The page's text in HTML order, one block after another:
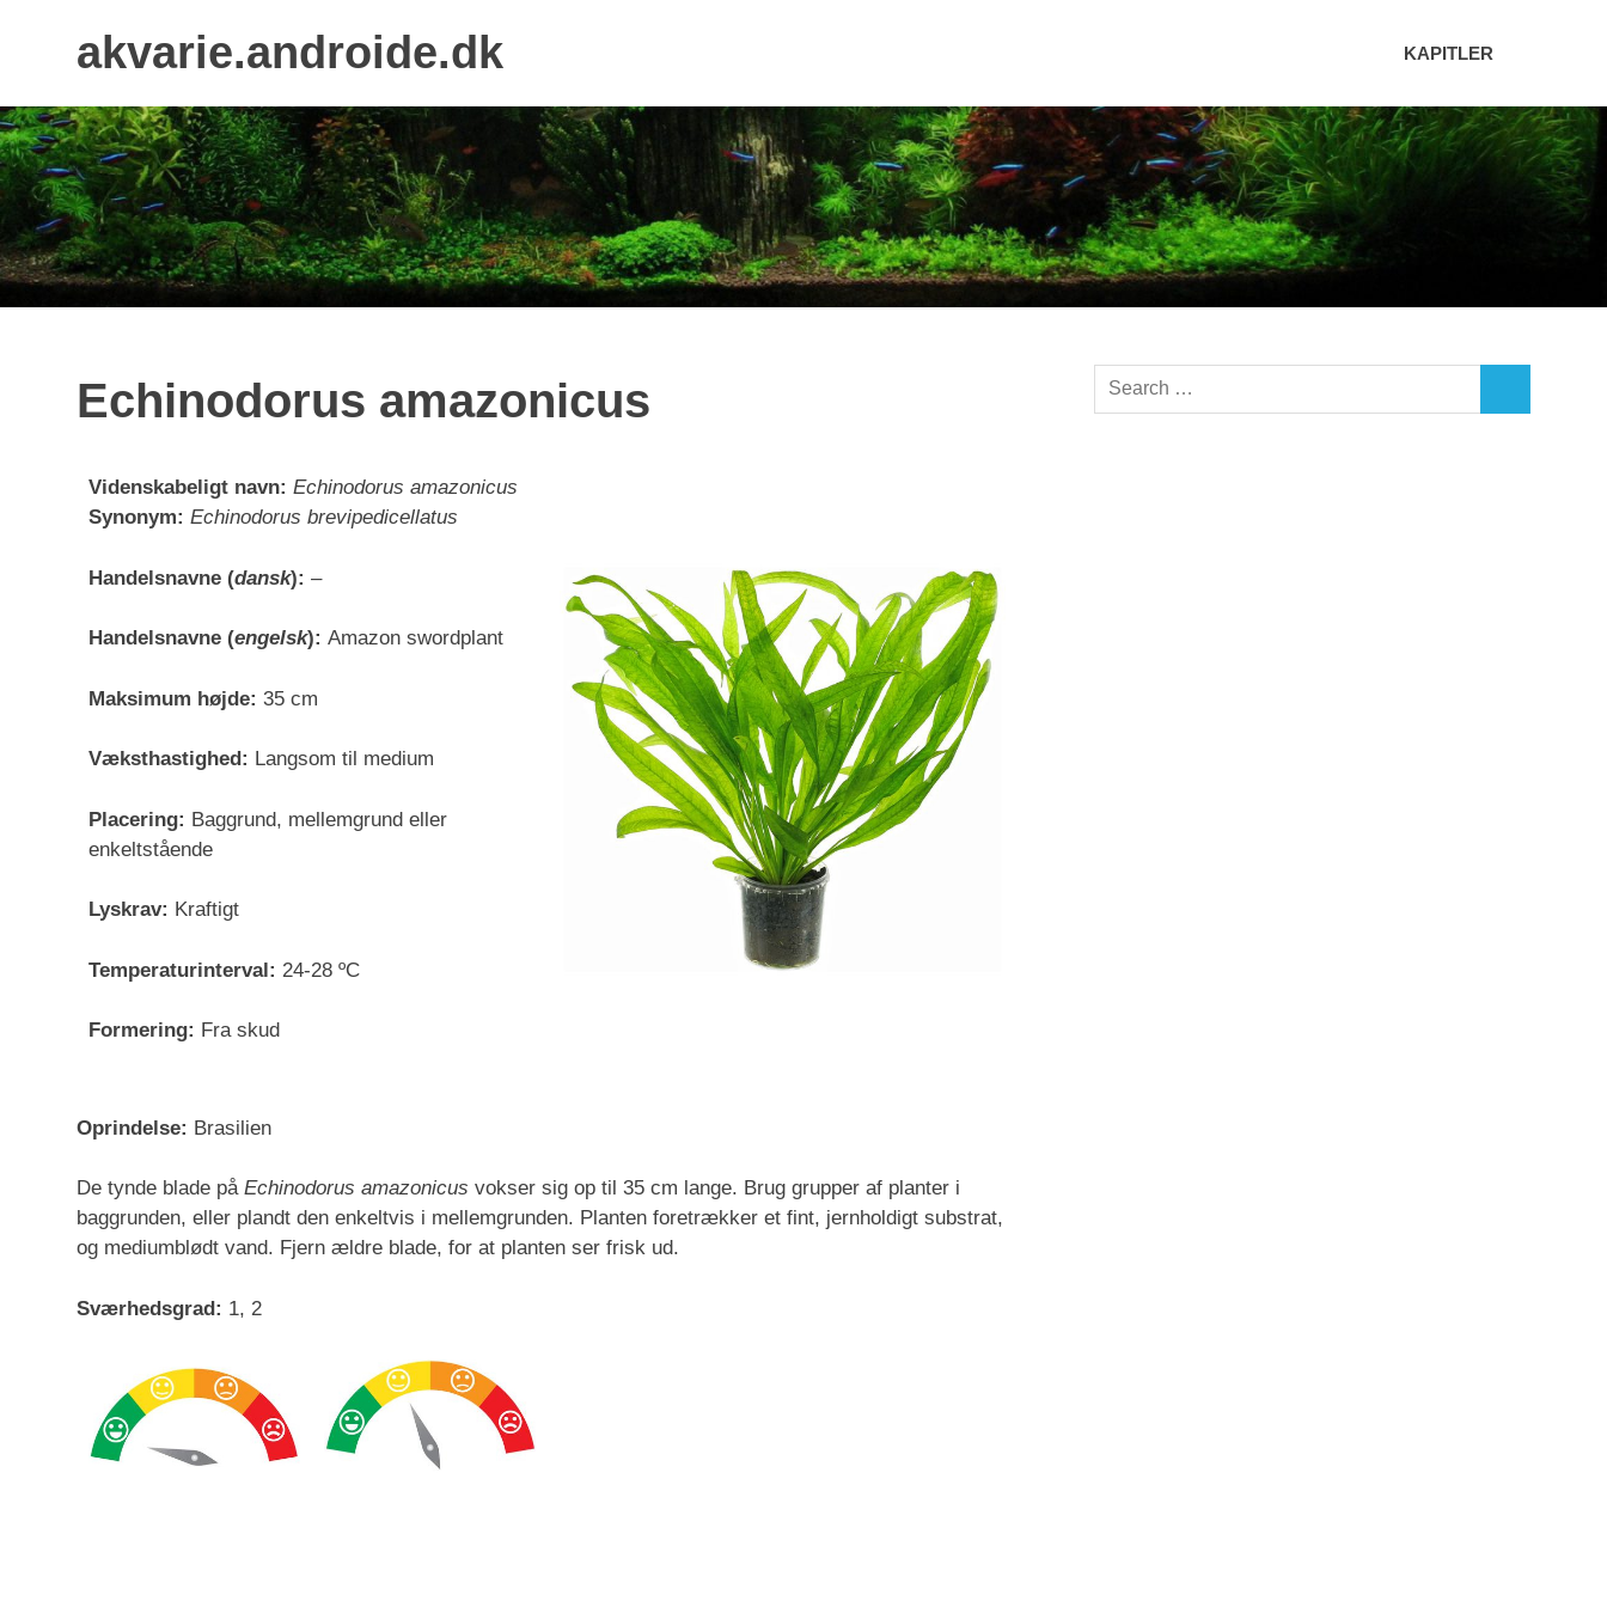
akvarie.androide.dk KAPITLER
Echinodorus amazonicus
Videnskabeligt navn:Echinodorus amazonicus
Synonym: Echinodorus brevipedicellatus
Handelsnavne (dansk): –
Handelsnavne (engelsk): Amazon swordplant
Maksimum højde: 35 cm
Væksthastighed: Langsom til medium
Placering: Baggrund, mellemgrund eller
enkeltstående
Lyskrav: Kraftigt
Temperaturinterval: 24-28 ºC
Formering: Fra skud
Oprindelse: Brasilien
De tynde blade på Echinodorus amazonicus vokser sig op til 35 cm lange. Brug grupper af planter i
baggrunden, eller plandt den enkeltvis i mellemgrunden. Planten foretrækker et fint, jernholdigt substrat,
og mediumblødt vand. Fjern ældre blade, for at planten ser frisk ud.
Sværhedsgrad: 1, 2
Search